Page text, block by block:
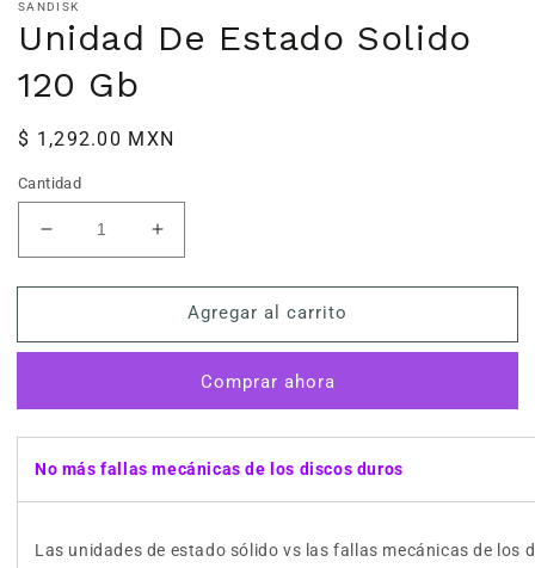
SANDISK
Unidad De Estado Solido
120 Gb
Precio
$ 1,292.00 MXN
Cantidad
Reducir
cantidad
para
De
120
Gb
Aumentar
cantidad
para
Unidad
De
Solido
120
Gb
Agregar al carrito
Comprar ahora
No más fallas mecánicas de los discos duros
Las unidades de estado sólido vs las fallas mecánicas de los